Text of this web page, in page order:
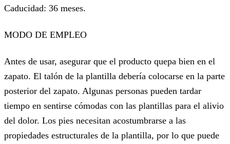
Caducidad: 36 meses.
MODO DE EMPLEO
Antes de usar, asegurar que el producto quepa bien en el
zapato. El talón de la plantilla debería colocarse en la parte
posterior del zapato. Algunas personas pueden tardar
tiempo en sentirse cómodas con las plantillas para el alivio
del dolor. Los pies necesitan acostumbrarse a las
propiedades estructurales de la plantilla, por lo que puede